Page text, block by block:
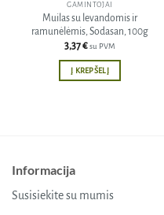
GAMINTOJAI
Muilas su levandomis ir
ramunėlėmis, Sodasan, 100g
3,37€su PVM
Į KREPŠELĮ
Informacija
Susisiekite su mumis